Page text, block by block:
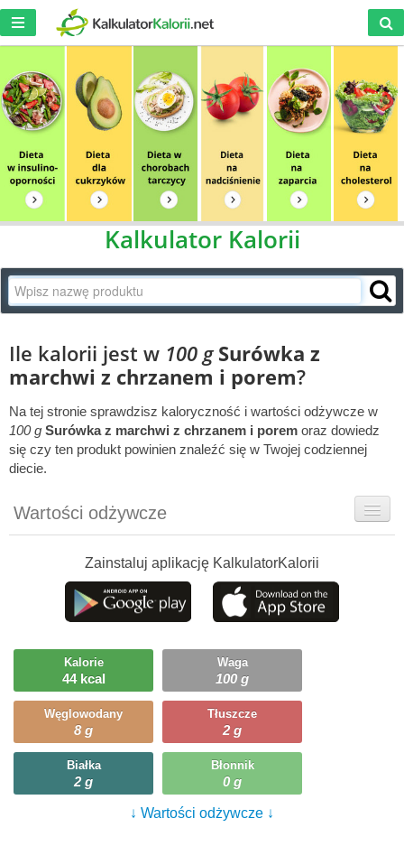
Kalkulator Kalorii
Ile kalorii jest w 100 g Surówka z
marchwi z chrzanem i porem?
Na tej stronie sprawdzisz kaloryczność i wartości odżywcze w
100 g Surówka z marchwi z chrzanem i porem oraz dowiedz
się czy ten produkt powinien znaleźć się w Twojej codziennej
diecie.
Wartości odżywcze
Szczegółówe informacje
Ciekawostki
Ile możesz zjeść?
Zainstaluj aplikację KalkulatorKalorii
Kalorie
44 kcal
Waga
100 g
Węglowodany
8 g
Tłuszcze
2 g
Białka
2 g
Błonnik
0 g
↓ Wartości odżywcze ↓